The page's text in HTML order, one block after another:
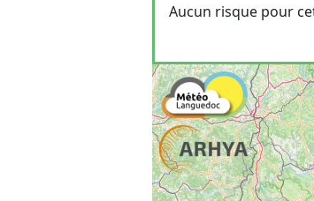
Aucun risque pour